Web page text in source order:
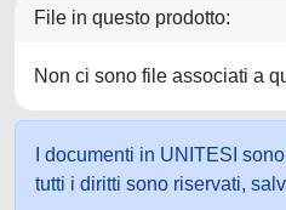
File in questo prodotto:
Non ci sono file associati a
I documenti in UNITESI
tutti i diritti sono riservati,